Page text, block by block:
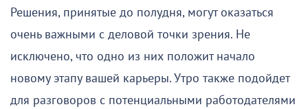
Решения, принятые до полудня, могут оказаться
очень важными с деловой точки зрения. Не
исключено, что одно из них положит начало
новому этапу вашей карьеры. Утро также подойдет
для разговоров с потенциальными работодателями